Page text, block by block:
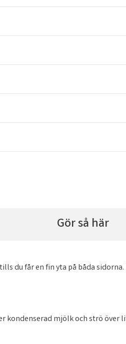
Gör så här
du får en fin yta på båda
kondenserad mjölk och strö över